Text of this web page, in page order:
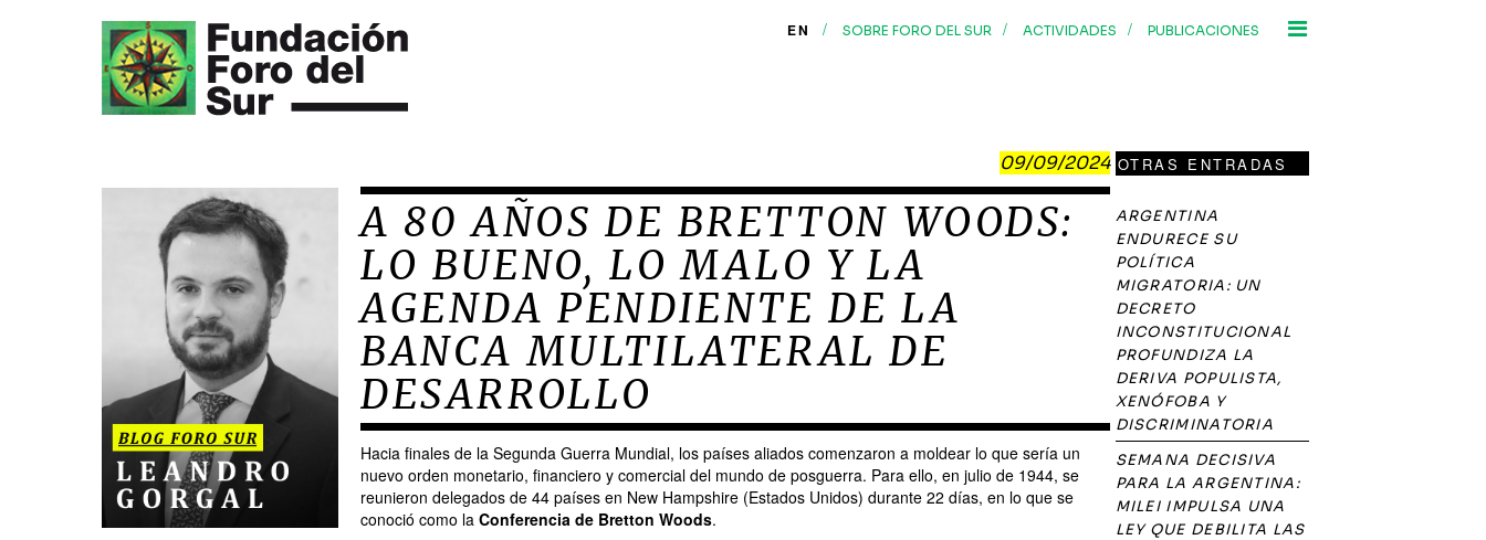
EN / SOBRE FORO DEL SUR / ACTIVIDADES / PUBLICACIONES
09/09/2024
A 80 AÑOS DE BRETTON WOODS:
LO BUENO, LO MALO Y LA
AGENDA PENDIENTE DE LA
BANCA MULTILATERAL DE
DESARROLLO
Hacia finales de la Segunda Guerra Mundial, los países aliados comenzaron a moldear lo que sería un
nuevo orden monetario, financiero y comercial del mundo de posguerra. Para ello, en julio de 1944, se
reunieron delegados de 44 países en New Hampshire (Estados Unidos) durante 22 días, en lo que se
conoció como la Conferencia de Bretton Woods.
OTRAS ENTRADAS
ARGENTINA
ENDURECE SU
POLÍTICA
MIGRATORIA: UN
DECRETO
INCONSTITUCIONAL
PROFUNDIZA LA
DERIVA POPULISTA,
XENÓFOBA Y
DISCRIMINATORIA
SEMANA DECISIVA
PARA LA ARGENTINA:
MILEI IMPULSA UNA
LEY QUE DEBILITA LAS